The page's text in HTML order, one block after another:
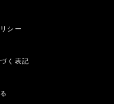
シー
く表記